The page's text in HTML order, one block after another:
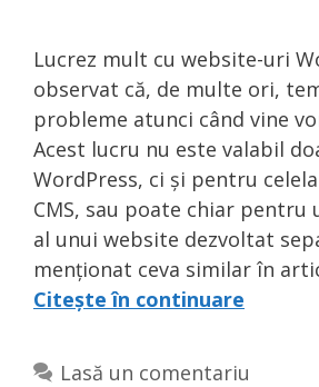
Lucrez mult cu website-uri
observat că, de multe ori,
probleme atunci când vine
Acest lucru nu este valabil
WordPress, ci și pentru
CMS, sau poate chiar pentru
al unui website dezvoltat
menționat ceva similar în
Citește în continuare
Lasă un comentariu